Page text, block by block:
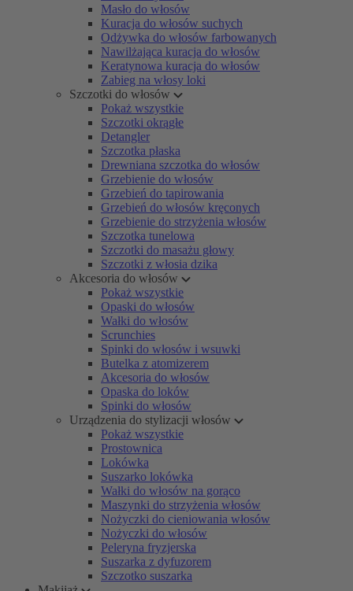
Masło do włosów
Kuracja do włosów suchych
Odżywka do włosów farbowanych
Nawilżająca kuracja do włosów
Keratynowa kuracja do włosów
Zabieg na włosy loki
Szczotki do włosów
Pokaż wszystkie
Szczotki okrągłe
Detangler
Szczotka płaska
Drewniana szczotka do włosów
Grzebienie do włosów
Grzebień do tapirowania
Grzebień do włosów kręconych
Grzebienie do strzyżenia włosów
Szczotka tunelowa
Szczotki do masażu głowy
Szczotki z włosia dzika
Akcesoria do włosów
Pokaż wszystkie
Opaski do włosów
Wałki do włosów
Scrunchies
Spinki do włosów i wsuwki
Butelka z atomizerem
Akcesoria do włosów
Opaska do loków
Spinki do włosów
Urządzenia do stylizacji włosów
Pokaż wszystkie
Prostownica
Lokówka
Suszarko lokówka
Wałki do włosów na gorąco
Maszynki do strzyżenia włosów
Nożyczki do cieniowania włosów
Nożyczki do włosów
Peleryna fryzjerska
Suszarka z dyfuzorem
Szczotko suszarka